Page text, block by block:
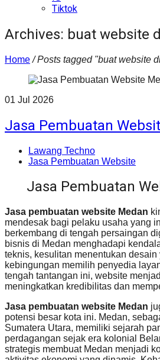
Tiktok
Archives: buat website
Home / Posts tagged "buat website
01 Jul 2026
Jasa Pembuatan
Lawang Techno
Jasa Pembuatan Website
Jasa Pembuatan
Jasa pembuatan website Medan
mendesak bagi pelaku usaha yang
berkembang di tengah persaingan
bisnis di Medan menghadapi
teknis, kesulitan menentukan desain
kebingungan memilih penyedia
tengah tantangan ini, website
meningkatkan kredibilitas dan
Jasa pembuatan website Medan
potensi besar kota ini. Medan,
Sumatera Utara, memiliki sejarah
perdagangan sejak era kolonial
strategis membuat Medan menjadi